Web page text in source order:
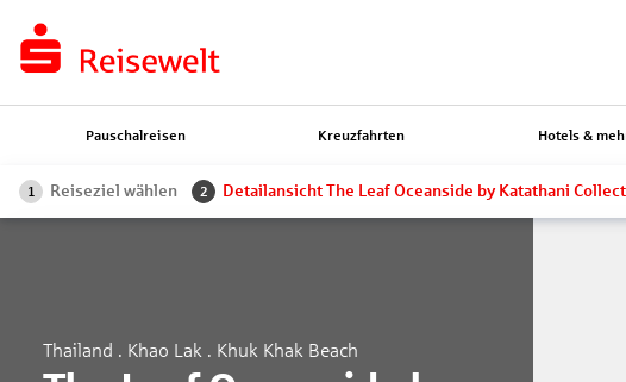
Pauschalreisen Kreuzfahrten Hotels &
1 Reiseziel wählen 2 Detailansicht The Leaf Oceanside by Katathani
Thailand . Khao Lak . Khuk Khak Beach